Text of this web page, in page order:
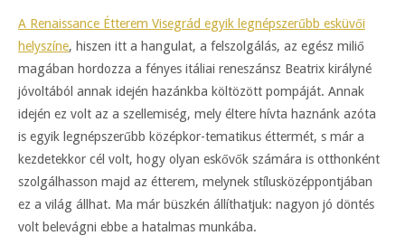
A Renaissance Étterem Visegrád egyik legnépszerűbb esküvői
helyszíne, hiszen itt a hangulat, a felszolgálás, az egész miliő
magában hordozza a fényes itáliai reneszánsz Beatrix királyné
jóvoltából annak idején hazánkba költözött pompáját. Annak
idején ez volt az a szellemiség, mely éltere hívta haznánk azóta
is egyik legnépszerűbb középkor-tematikus éttermét, s már a
kezdetekkor cél volt, hogy olyan eskővők számára is otthonként
szolgálhasson majd az étterem, melynek stílusközéppontjában
ez a világ állhat. Ma már büszkén állíthatjuk: nagyon jó döntés
volt belevágni ebbe a hatalmas munkába.